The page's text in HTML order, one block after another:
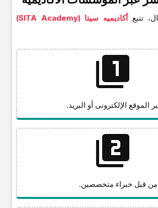
تتبع أکادیمیه سیتا (SITA Academy)
الموقع الإلکترونی أو البرید.
من قبل خبراء متخصصین.